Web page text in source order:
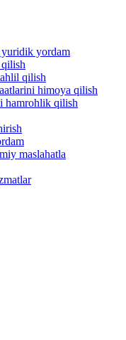
yordam
qilish
himoya qilish
hamrohlik qilish
maslahatla